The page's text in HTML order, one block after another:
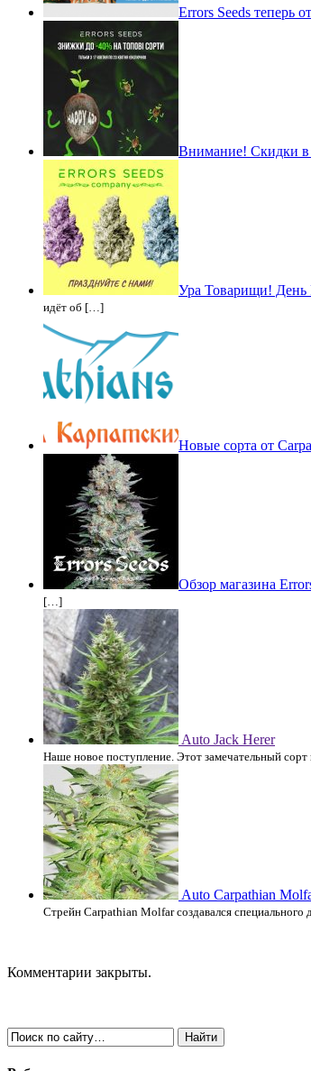
Errors Seeds теперь
Внимание! Скидки в
Ура Товарищи! День
идёт об […]
Новые сорта от
Обзор магазина
[…]
Auto Jack Herer
Наше новое поступление. Этот замечательный
Auto Carpathian
Стрейн Carpathian Molfar создавался
Комментарии закрыты.